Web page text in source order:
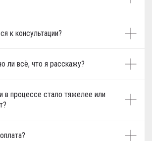
к консультации?
ли всё, что я расскажу?
в процессе стало тяжелее или